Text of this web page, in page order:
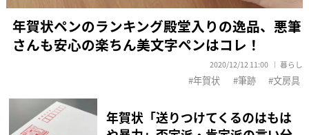
年賀状ペンのランキング殿堂入りの逸品、悪筆
さんも安心の楽ちん美文字ペンはコレ！
2020/12/12 11:00 暮らし
年賀状 筆跡 文房具
年賀状「送りつけてくるのはもは